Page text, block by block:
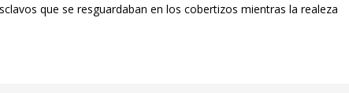
que se resguardaban en los cobertizos mientras la realeza